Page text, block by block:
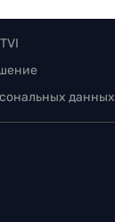
данных